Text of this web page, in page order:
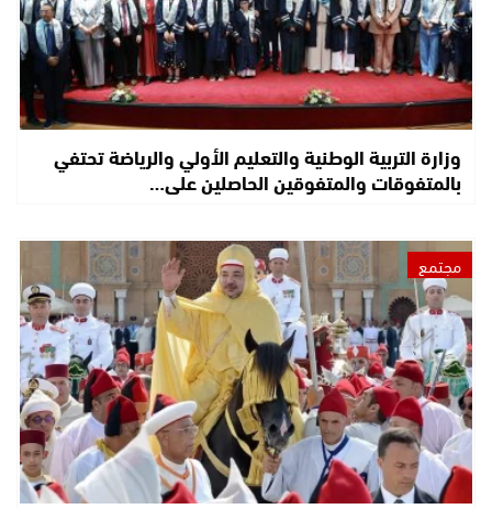
وزارة التربية الوطنية والتعليم الأولي والرياضة تحتفي
بالمتفوقات والمتفوقين الحاصلين على…
مجتمع